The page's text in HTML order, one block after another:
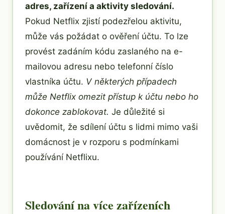
adres, zařízení a aktivity sledování.
Pokud Netflix zjistí podezřelou aktivitu,
může vás požádat o ověření účtu. To lze
provést zadáním kódu zaslaného na e-
mailovou adresu nebo telefonní číslo
vlastníka účtu. V některých případech
může Netflix omezit přístup k účtu nebo ho
dokonce zablokovat. Je důležité si
uvědomit, že sdílení účtu s lidmi mimo vaši
domácnost je v rozporu s podmínkami
používání Netflixu.
Sledování na více zařízeních